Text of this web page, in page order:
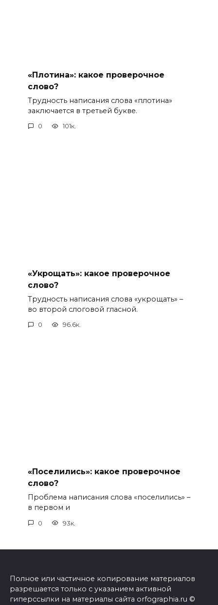
«Плотина»: какое проверочное
слово?
Трудность написания слова «плотина»
заключается в третьей букве.
0 101к.
«Укрощать»: какое проверочное
слово?
Трудность написания слова «укрощать» –
во второй слоговой гласной.
0 96.6к.
«Поселились»: какое проверочное
слово?
Проблема написания слова «поселились» –
в первом и
0 93к.
Полное или частичное копирование материалов
разрешается только с указанием активной
гиперссылки на материалы сайта orfographia.ru ©